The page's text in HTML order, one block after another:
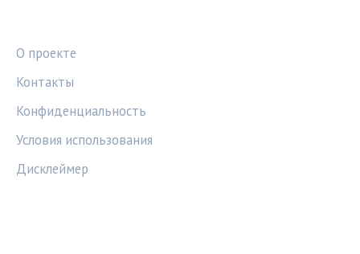
О проекте
Контакты
Конфиденциальность
Условия использования
Дисклеймер